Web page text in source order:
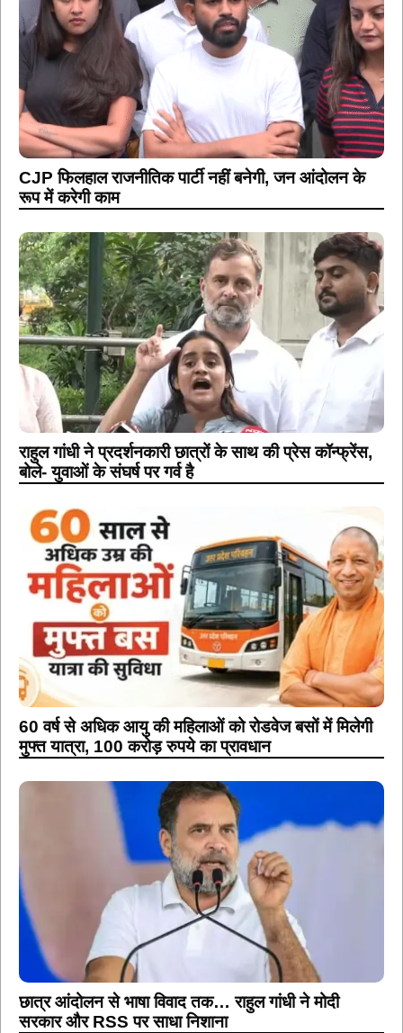
CJP फिलहाल राजनीतिक पार्टी नहीं बनेगी, जन आंदोलन के
रूप में करेगी काम
राहुल गांधी ने प्रदर्शनकारी छात्रों के साथ की प्रेस कॉन्फ्रेंस,
बोले- युवाओं के संघर्ष पर गर्व है
60 वर्ष से अधिक आयु की महिलाओं को रोडवेज बसों में मिलेगी
मुफ्त यात्रा, 100 करोड़ रुपये का प्रावधान
छात्र आंदोलन से भाषा विवाद तक… राहुल गांधी ने मोदी
सरकार और RSS पर साधा निशाना